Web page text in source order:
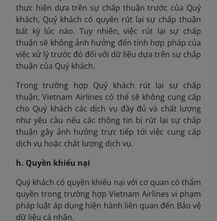
thực hiện dựa trên sự chấp thuận trước của Quý
khách, Quý khách có quyền rút lại sự chấp thuận
bất kỳ lúc nào. Tuy nhiên, việc rút lại sự chấp
thuận sẽ không ảnh hưởng đến tính hợp pháp của
việc xử lý trước đó đối với dữ liệu dựa trên sự chấp
thuận của Quý khách.
Trong trường hợp Quý khách rút lại sự chấp
thuận, Vietnam Airlines có thể sẽ không cung cấp
cho Quý khách các dịch vụ đầy đủ và chất lượng
như yêu cầu nếu các thông tin bị rút lại sự chấp
thuận gây ảnh hưởng trực tiếp tới việc cung cấp
dịch vụ hoặc chất lượng dịch vụ.
h. Quyền khiếu nại
Quý khách có quyền khiếu nại với cơ quan có thẩm
quyền trong trường hợp Vietnam Airlines vi phạm
pháp luật áp dụng hiện hành liên quan đến Bảo vệ
dữ liệu cá nhân.